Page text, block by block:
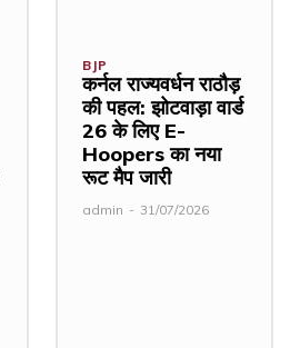
BJP
कर्नल राज्यवर्धन राठौड़
की पहल: झोटवाड़ा वार्ड
26 के लिए E-
Hoopers का नया
रूट मैप जारी
admin - 31/07/2026